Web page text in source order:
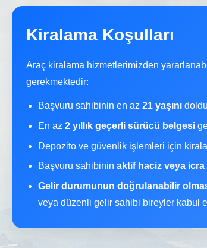
Kiralama Koşulları
Araç kiralama hizmetlerimizden
gerekmektedir:
Başvuru sahibinin en az 21 yaşını
En az 2 yıllık geçerli sürücü belgesi
Depozito ve güvenlik işlemleri için
Başvuru sahibinin aktif haciz veya icra
Gelir durumunun doğrulanabilir
veya düzenli gelir sahibi bireyler kabul